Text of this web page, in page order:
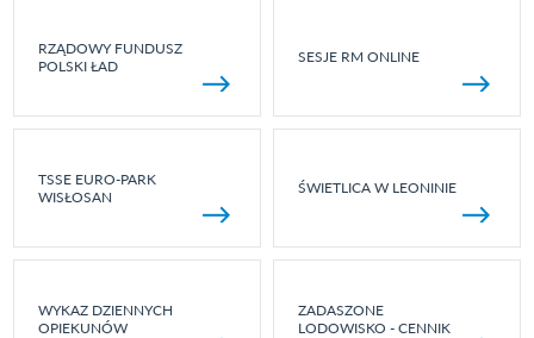
RZĄDOWY FUNDUSZ
POLSKI ŁAD
SESJE RM ONLINE
TSSE EURO-PARK
WISŁOSAN
ŚWIETLICA W LEONINIE
WYKAZ DZIENNYCH
OPIEKUNÓW
ZADASZONE
LODOWISKO - CENNIK